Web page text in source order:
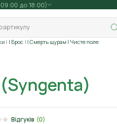
до 18:00)
| Брос | Смерть щурам | Чисте поле
(Syngenta)
Відгуків (0)